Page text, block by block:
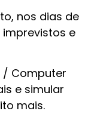
nos dias de
e
/ Computer
e simular
mais.